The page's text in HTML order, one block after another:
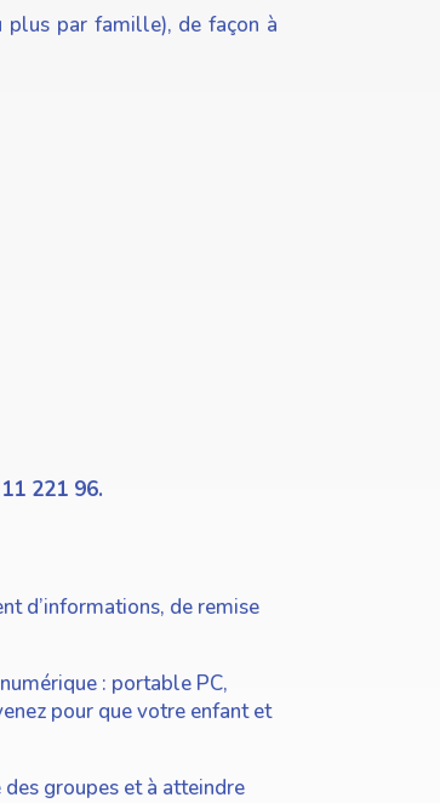
plus par famille), de façon à
221 96.
d’informations, de remise
: portable PC,
pour que votre enfant et
groupes et à atteindre